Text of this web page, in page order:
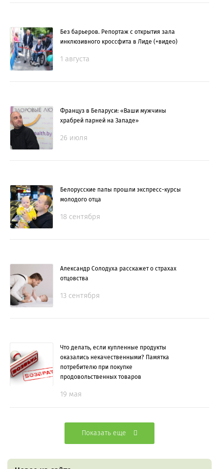
Без барьеров. Репортаж с открытия зала
инклюзивного кроссфита в Лиде (+видео)
1 августа
Француз в Беларуси: «Ваши мужчины
храбрей парней на Западе»
26 июля
Белорусские папы прошли экспресс-курсы
молодого отца
18 сентября
Александр Солодуха расскажет о страхах
отцовства
13 сентября
Что делать, если купленные продукты
оказались некачественными? Памятка
потребителю при покупке
продовольственных товаров
19 мая
Показать еще